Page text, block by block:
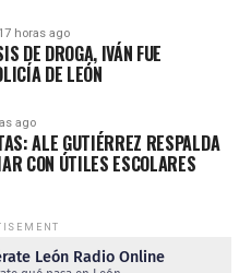
17 horas ago
DE DROGA, IVÁN FUE
DE LEÓN
ago
ALE GUTIÉRREZ RESPALDA
CON ÚTILES ESCOLARES